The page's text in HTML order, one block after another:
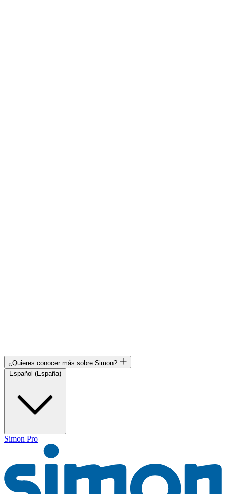
¿Quieres conocer más sobre Simon?
Simon Pro